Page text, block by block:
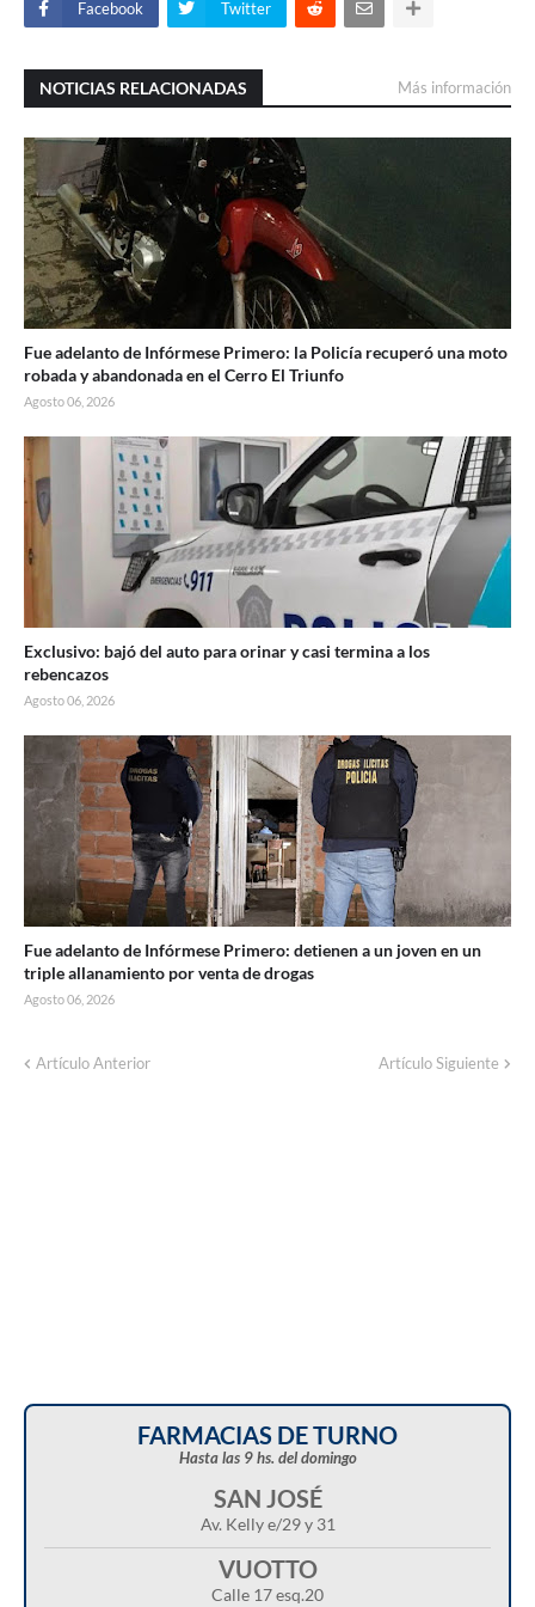
Facebook Twitter
NOTICIAS RELACIONADAS Más información
Fue adelanto de Infórmese Primero: la Policía recuperó una moto
robada y abandonada en el Cerro El Triunfo
Agosto 06, 2026
Exclusivo: bajó del auto para orinar y casi termina a los
rebencazos
Agosto 06, 2026
Fue adelanto de Infórmese Primero: detienen a un joven en un
triple allanamiento por venta de drogas
Agosto 06, 2026
Artículo Anterior Artículo Siguiente
Corte de energía programado para este
FARMACIAS DE TURNO
Hasta las 9 hs. del domingo
SAN JOSÉ
Av. Kelly e/29 y 31
VUOTTO
Calle 17 esq.20